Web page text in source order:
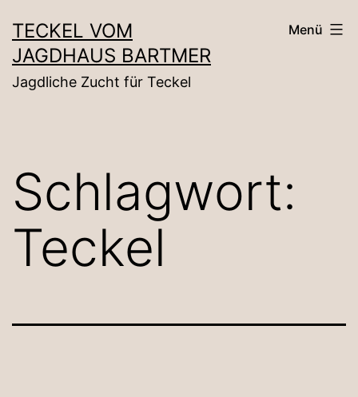
Inhalt
springen
TECKEL VOM
JAGDHAUS BARTMER
Jagdliche Zucht für Teckel
Menü
Schlagwort:
Teckel